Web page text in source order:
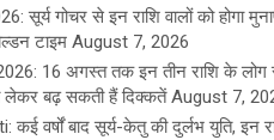
सूर्य गोचर से इन राशि वालों को होगा
टाइम August 7, 2026
16 अगस्त तक इन तीन राशि के लोग
बढ़ सकती हैं दिक्कतें August 7,
वर्षों बाद सूर्य-केतु की दुर्लभ युति, इन